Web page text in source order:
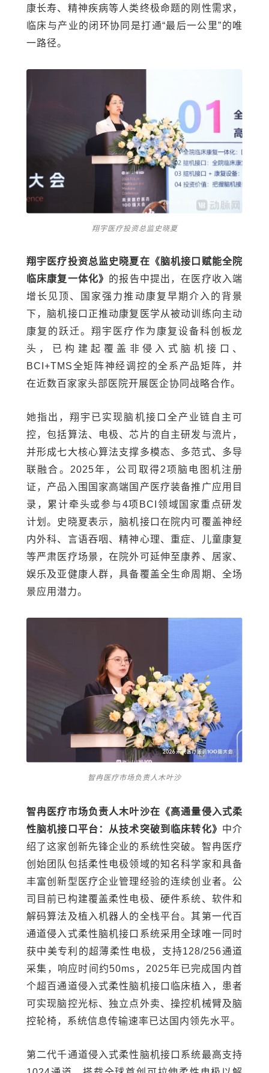
康长寿、精神疾病等人类终极命题的刚性需求，
临床与产业的闭环协同是打通“最后一公里”的唯
一路径。
翔宇医疗投资总监史晓夏
翔宇医疗投资总监史晓夏在《脑机接口赋能全院
临床康复一体化》 的报告中提出，在医疗收入端
增长见顶、国家强力推动康复早期介入的背景
下，脑机接口正推动康复医学从被动训练向主动
康复的跃迁。翔宇医疗作为康复设备科创板龙
头，已构建起覆盖非侵入式脑机接口、
BCI+TMS全矩阵神经调控的全系产品矩阵，并
在近数百家家头部医院开展医企协同战略合作。
她指出，翔宇已实现脑机接口全产业链自主可
控，包括算法、电极、芯片的自主研发与流片，
并形成七大核心算法支撑多模态、多范式、多导
联融合。2025年，公司取得2项脑电图机注册
证，产品入围国家高端国产医疗装备推广应用目
录，累计牵头或参与4项BCI领域国家重点研发
计划。史晓夏表示，脑机接口在院内可覆盖神经
内外科、言语吞咽、精神心理、重症、儿童康复
等严肃医疗场景，在院外可延伸至康养、居家、
娱乐及亚健康人群，具备覆盖全生命周期、全场
景应用潜力。
智冉医疗市场负责人木叶沙
智冉医疗市场负责人木叶沙在《高通量侵入式柔
性脑机接口平台：从技术突破到临床转化》 中介
绍了这家创新先锋企业的系统性突破。智冉医疗
创始团队包括柔性电极领域的知名科学家和具备
丰富创新型医疗企业管理经验的连续创业者。公
司目前已构建覆盖柔性电极、硬件系统、软件和
解码算法及植入机器人的全栈平台。其第一代百
通道侵入式柔性脑机接口系统采用全球唯一同时
获中美专利的超薄柔性电极，支持128/256通道
采集，响应时间约50ms，2025年已完成国内首
个超百通道侵入式柔性脑机接口临床植入，患者
可实现脑控光标、独立点外卖、操控机械臂及脑
控轮椅，系统信息传输速率已达国内领先水平。
第二代千通道侵入式柔性脑机接口系统最高支持